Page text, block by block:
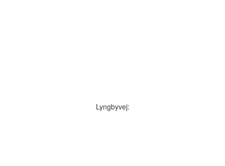
Lyngbyvej: